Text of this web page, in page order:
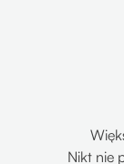
Nikt nie